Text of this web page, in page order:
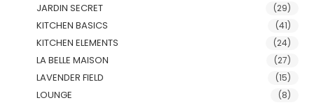
JARDIN SECRET (29)
KITCHEN BASICS (41)
KITCHEN ELEMENTS (24)
LA BELLE MAISON (27)
LAVENDER FIELD (15)
LOUNGE (8)